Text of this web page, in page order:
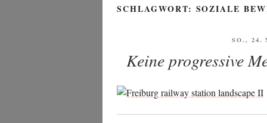
SCHLAGWORT: SOZIALE
SO., 24.
Keine progressive